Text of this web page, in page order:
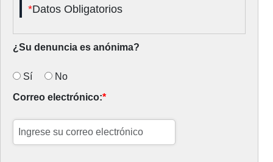
*Datos Obligatorios
¿Su denuncia es anónima?
Sí
No
Correo electrónico:*